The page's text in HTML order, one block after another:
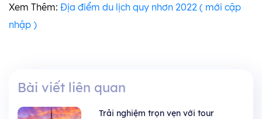
Xem Thêm: Địa điểm du lịch quy nhơn 2022 ( mới cập
nhập )
Bài viết liên quan
Trải nghiệm trọn vẹn với tour